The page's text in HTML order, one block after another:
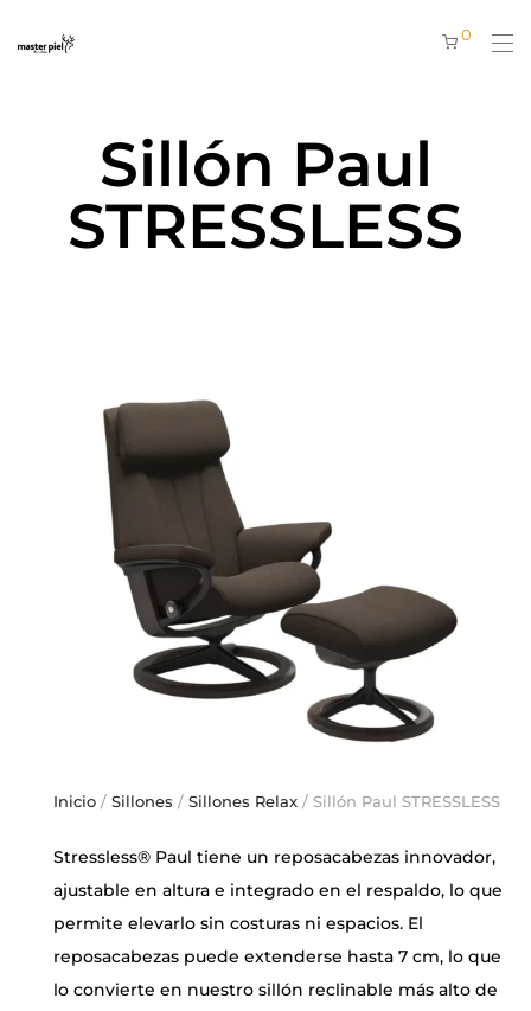
0
Sillón Paul
STRESSLESS
Inicio / Sillones / Sillones Relax / Sillón Paul STRESSLESS
Stressless® Paul tiene un reposacabezas innovador,
ajustable en altura e integrado en el respaldo, lo que
permite elevarlo sin costuras ni espacios. El
reposacabezas puede extenderse hasta 7 cm, lo que
lo convierte en nuestro sillón reclinable más alto de